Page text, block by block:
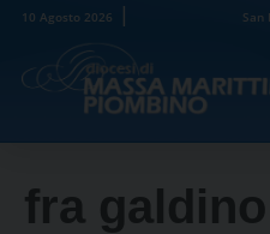
Skip
content
10 Agosto 2026 San
fra